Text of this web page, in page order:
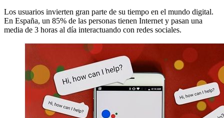
Los usuarios invierten gran parte de su tiempo en el mundo digital.
En España, un 85% de las personas tienen Internet y pasan una
media de 3 horas al día interactuando con redes sociales.